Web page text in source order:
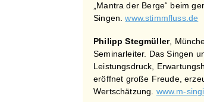
„Mantra der Berge“ beim
Singen.www.stimmfluss.de
Philipp Stegmüller,
Seminarleiter. Das Singen
Leistungsdruck,
eröffnet große Freude,
Wertschätzung. www.m-